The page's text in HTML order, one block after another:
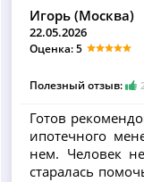
Игорь (Москва)
22.05.2026
Оценка: 5
Полезный отзыв:
Готов
ипотечного
нем. Человек
старалась